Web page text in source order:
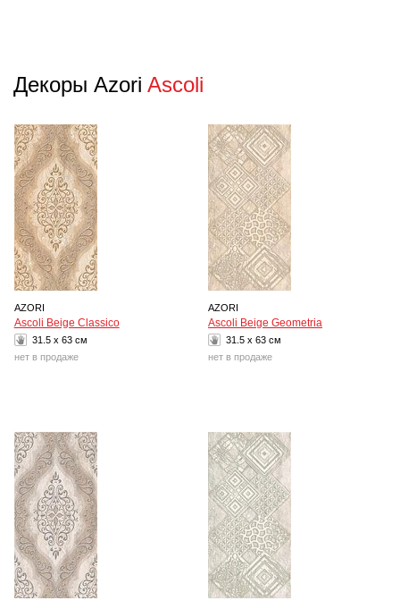
Декоры Azori Ascoli
AZORI
Ascoli Beige Classico
31.5 x 63 см
нет в продаже
AZORI
Ascoli Beige Geometria
31.5 x 63 см
нет в продаже